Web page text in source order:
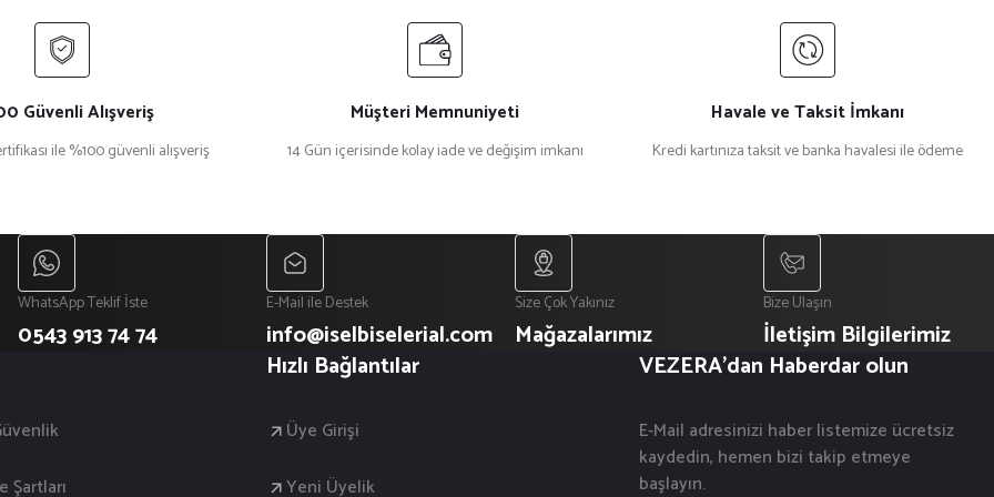
Güvenli Alışveriş
ile %100 güvenli alışveriş
Müşteri Memnuniyeti
14 Gün içerisinde kolay iade ve değişim imkanı
Havale ve Taksit İmkanı
Kredi kartınıza taksit ve banka havalesi ile ödeme
WhatsApp Teklif İste
0543 913 74 74
E-Mail ile Destek
info@iselbiselerial.com
Size Çok Yakınız
Mağazalarımız
Bize Ulaşın
İletişim Bilgilerimiz
Şartları
Hızlı Bağlantılar
Üye Girişi
Yeni Üyelik
VEZERA'dan Haberdar olun
E-Mail adresinizi haber listemize ücretsiz
kaydedin, hemen bizi takip etmeye
başlayın.